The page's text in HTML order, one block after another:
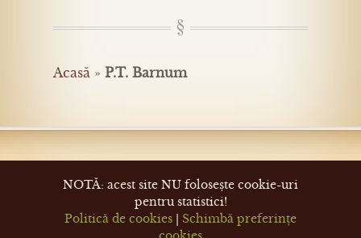
Acasă » P.T. Barnum
NOTĂ: acest site NU folosește cookie-uri
pentru statistici!
Politică de cookies | Schimbă preferințe